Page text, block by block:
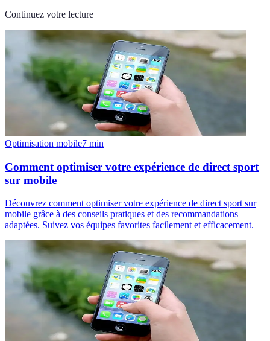
Continuez votre lecture
Optimisation mobile7 min
Comment optimiser votre expérience de direct sport
sur mobile
Découvrez comment optimiser votre expérience de direct sport sur
mobile grâce à des conseils pratiques et des recommandations
adaptées. Suivez vos équipes favorites facilement et efficacement.